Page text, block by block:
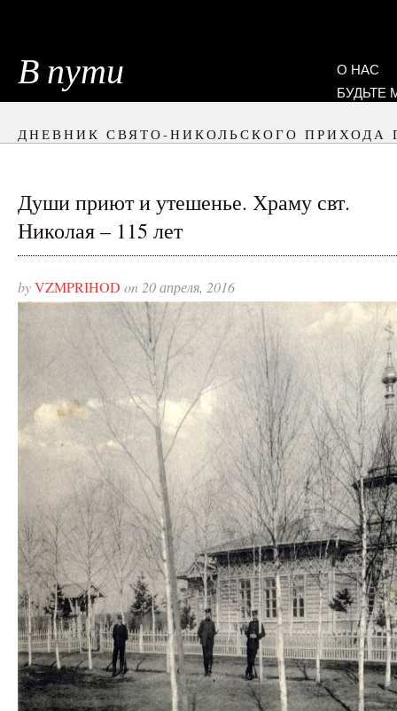
В пути
О НАС
БУДЬТЕ
ДНЕВНИК СВЯТО-НИКОЛЬСКОГО ПРИХОДА
Души приют и утешенье. Храму свт.
Николая – 115 лет
byVZMPRIHOD on 20 апреля, 2016